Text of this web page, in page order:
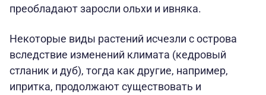
преобладают заросли ольхи и ивняка.
Некоторые виды растений исчезли с острова
вследствие изменений климата (кедровый
стланик и дуб), тогда как другие, например,
ипритка, продолжают существовать и